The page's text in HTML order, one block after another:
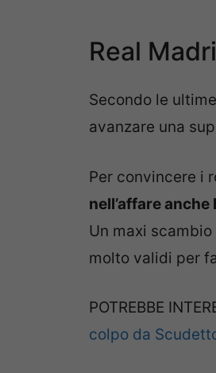
Real
Secondo le
avanzare una
Per convincere i
nell’affare
Un maxi
molto validi per
POTREBBE
colpo da